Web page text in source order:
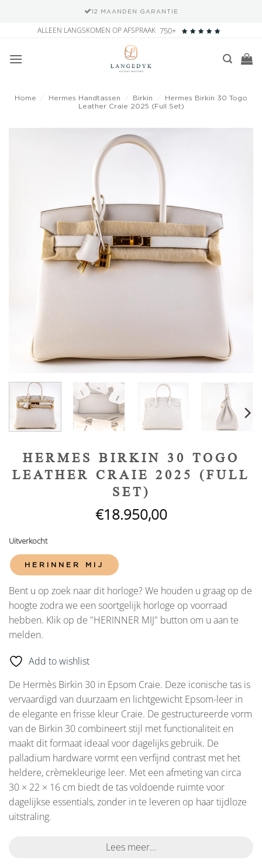
12 MAANDEN GARANTIE
inhoud
ALLEEN LANGSKOMEN OP AFSPRAAK 750+
Home Hermes Handtassen Birkin
Hermes Birkin 30 Togo
Leather Craie 2025 (Full Set)
HERMES BIRKIN 30 TOGO
LEATHER CRAIE 2025 (FULL
SET)
€18.950,00
Uitverkocht
HERINNER MIJ
Bent u op zoek naar dit horloge? We houden u graag op de
hoogte zodra we een soortgelijk horloge op voorraad
hebben. Klik op de "HERINNER MIJ" button om u aan te
melden.
Add to wishlist
De Hermès Birkin 30 in Epsom Craie. Deze iconische tas is
vervaardigd van duurzaam en lichtgewicht Epsom-leer in
de elegante en frisse kleur Craie. De gestructureerde vorm
van de Birkin 30 combineert stijl met functionaliteit en
maakt dit formaat ideaal voor dagelijks gebruik. De
palladium hardware vormt een verfijnd contrast met het
heldere, crèmekleurige leer. Met een afmeting van circa
30 × 22 × 16 cm biedt de tas voldoende ruimte voor
dagelijkse essentials, zonder in te leveren op haar tijdloze
uitstraling.
Lees meer...